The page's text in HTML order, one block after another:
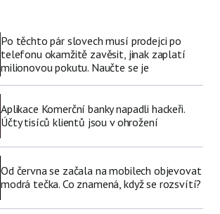
Po těchto pár slovech musí prodejci po
telefonu okamžitě zavěsit, jinak zaplatí
milionovou pokutu. Naučte se je
Aplikace Komerční banky napadli hackeři.
Účty tisíců klientů jsou v ohrožení
Od června se začala na mobilech objevovat
modrá tečka. Co znamená, když se rozsvítí?